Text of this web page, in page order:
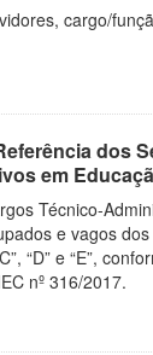
cargo/
dos
em
Técnico-
e vagos
“D” e “E”,
nº 316/2017.